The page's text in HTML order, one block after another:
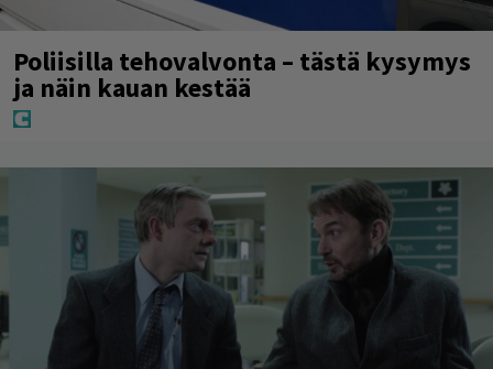
Poliisilla tehovalvonta – tästä kysymys
ja näin kauan kestää